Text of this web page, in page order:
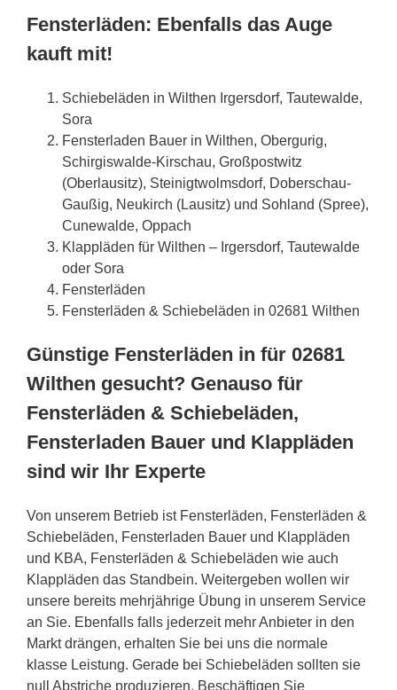
Fensterläden: Ebenfalls das Auge
kauft mit!
Schiebeläden in Wilthen Irgersdorf, Tautewalde,
Sora
Fensterladen Bauer in Wilthen, Obergurig,
Schirgiswalde-Kirschau, Großpostwitz
(Oberlausitz), Steinigtwolmsdorf, Doberschau-
Gaußig, Neukirch (Lausitz) und Sohland (Spree),
Cunewalde, Oppach
Klappläden für Wilthen – Irgersdorf, Tautewalde
oder Sora
Fensterläden
Fensterläden & Schiebeläden in 02681 Wilthen
Günstige Fensterläden in für 02681
Wilthen gesucht? Genauso für
Fensterläden & Schiebeläden,
Fensterladen Bauer und Klappläden
sind wir Ihr Experte
Von unserem Betrieb ist Fensterläden, Fensterläden &
Schiebeläden, Fensterladen Bauer und Klappläden
und KBA, Fensterläden & Schiebeläden wie auch
Klappläden das Standbein. Weitergeben wollen wir
unsere bereits mehrjährige Übung in unserem Service
an Sie. Ebenfalls falls jederzeit mehr Anbieter in den
Markt drängen, erhalten Sie bei uns die normale
klasse Leistung. Gerade bei Schiebeläden sollten sie
null Abstriche produzieren. Beschäftigen Sie